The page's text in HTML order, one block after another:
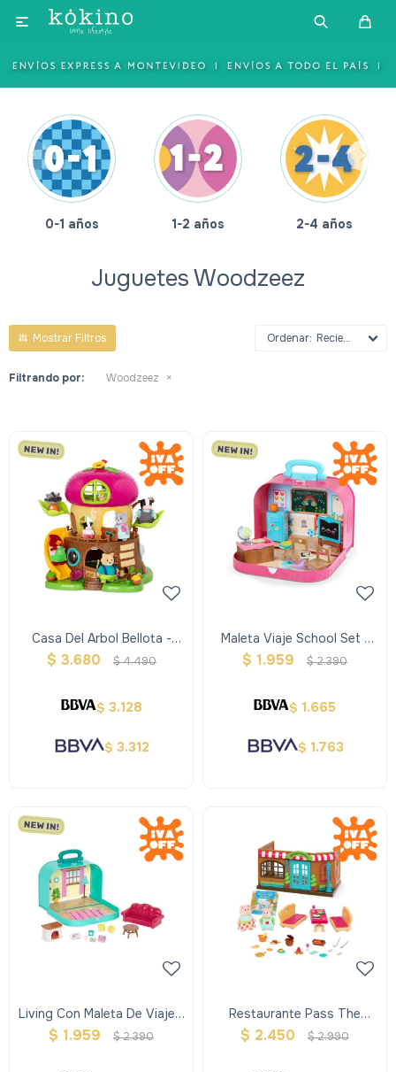

0-1 años 1-2 años 2-4 años
Juguetes Woodzeez
Recientes
Filtrando por: Woodzeez
Casa Del Arbol Bellota -
Woodzeez
$ 3.680 $4.490
$ 3.128
$ 3.312
Maleta Viaje School Set -
Woodzeez
$ 1.959 $2.390
$ 1.665
$ 1.763
Living Con Maleta De Viaje -
Woodzeez
$ 1.959 $2.390
Restaurante Pass The
Pasta Woodzeez
$ 2.450 $2.990